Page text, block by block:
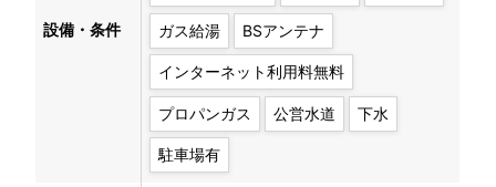
設備・条件 ガス給湯 BSアンテナ
インターネット利用料無料
プロパンガス 公営水道 下水
駐車場有